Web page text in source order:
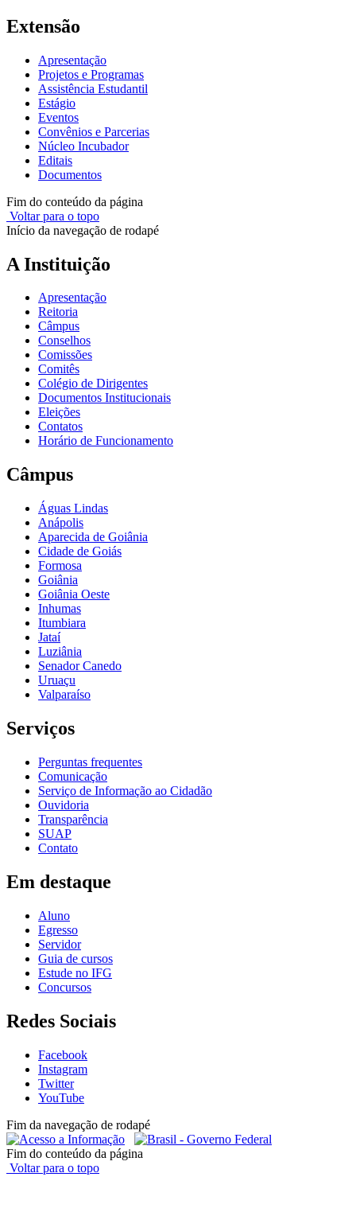
Extensão
Apresentação
Projetos e Programas
Assistência Estudantil
Estágio
Eventos
Convênios e Parcerias
Núcleo Incubador
Editais
Documentos
Fim do conteúdo da página
Voltar para o topo
Início da navegação de rodapé
A Instituição
Apresentação
Reitoria
Câmpus
Conselhos
Comissões
Comitês
Colégio de Dirigentes
Documentos Institucionais
Eleições
Contatos
Horário de Funcionamento
Câmpus
Águas Lindas
Anápolis
Aparecida de Goiânia
Cidade de Goiás
Formosa
Goiânia
Goiânia Oeste
Inhumas
Itumbiara
Jataí
Luziânia
Senador Canedo
Uruaçu
Valparaíso
Serviços
Perguntas frequentes
Comunicação
Serviço de Informação ao Cidadão
Ouvidoria
Transparência
SUAP
Contato
Em destaque
Aluno
Egresso
Servidor
Guia de cursos
Estude no IFG
Concursos
Redes Sociais
Facebook
Instagram
Twitter
YouTube
Fim da navegação de rodapé
Fim do conteúdo da página
Voltar para o topo